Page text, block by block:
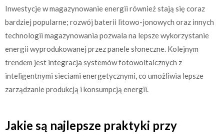
Inwestycje w magazynowanie energii również stają się coraz
bardziej popularne; rozwój baterii litowo-jonowych oraz innych
technologii magazynowania pozwala na lepsze wykorzystanie
energii wyprodukowanej przez panele słoneczne. Kolejnym
trendem jest integracja systemów fotowoltaicznych z
inteligentnymi sieciami energetycznymi, co umożliwia lepsze
zarządzanie produkcją i konsumpcją energii.
Jakie są najlepsze praktyki przy